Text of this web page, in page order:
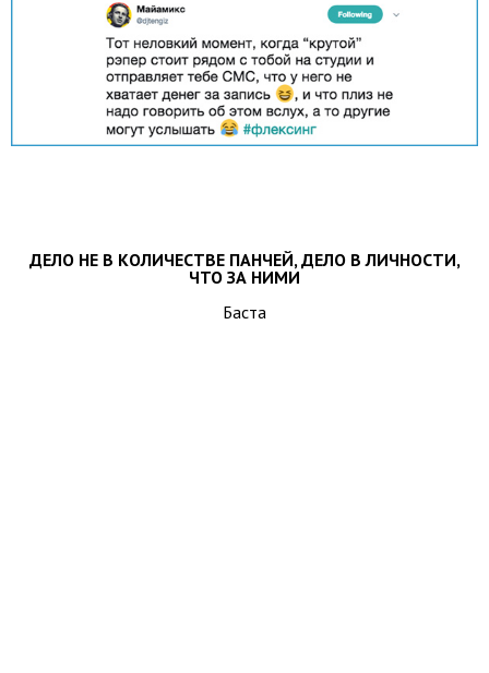
ДЕЛО НЕ В КОЛИЧЕСТВЕ ПАНЧЕЙ, ДЕЛО В ЛИЧНОСТИ,
ЧТО ЗА НИМИ
Баста